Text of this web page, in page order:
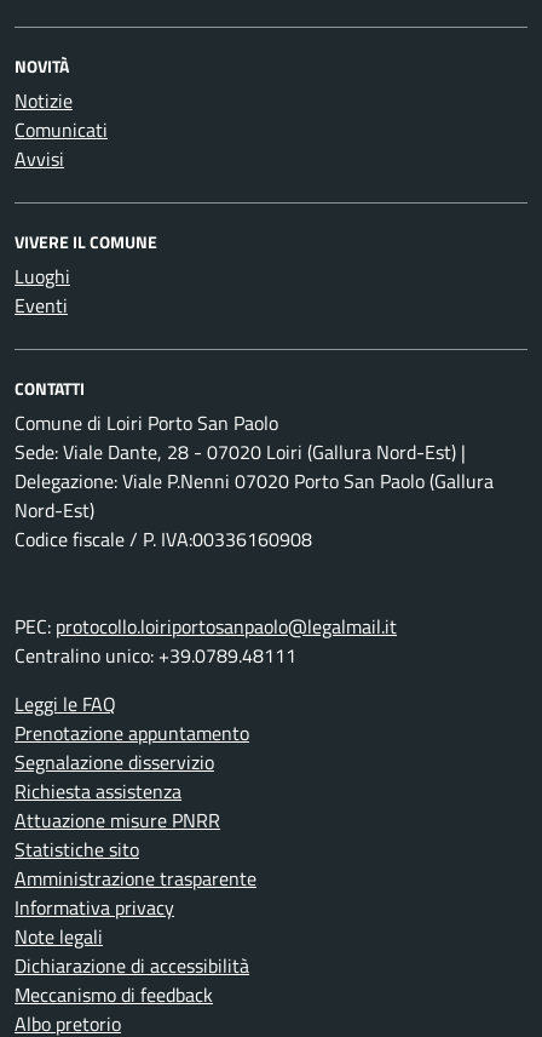
NOVITÀ
Notizie
Comunicati
Avvisi
VIVERE IL COMUNE
Luoghi
Eventi
CONTATTI
Comune di Loiri Porto San Paolo
Sede: Viale Dante, 28 - 07020 Loiri (Gallura Nord-Est) |
Delegazione: Viale P.Nenni 07020 Porto San Paolo (Gallura
Nord-Est)
Codice fiscale / P. IVA:00336160908
PEC: protocollo.loiriportosanpaolo@legalmail.it
Centralino unico: +39.0789.48111
Leggi le FAQ
Prenotazione appuntamento
Segnalazione disservizio
Richiesta assistenza
Attuazione misure PNRR
Statistiche sito
Amministrazione trasparente
Informativa privacy
Note legali
Dichiarazione di accessibilità
Meccanismo di feedback
Albo pretorio